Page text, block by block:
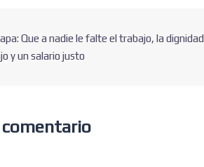
Que a nadie le falte el trabajo, la dignidad
y un salario justo
comentario